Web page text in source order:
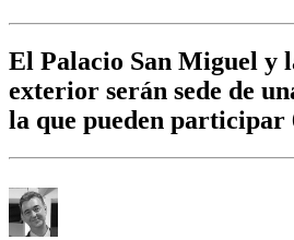
El Palacio San Miguel y
exterior serán sede de
la que pueden participar